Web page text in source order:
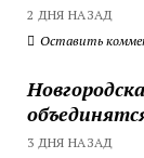
2 ДНЯ НАЗАД
Оставить
3 ДНЯ НАЗАД